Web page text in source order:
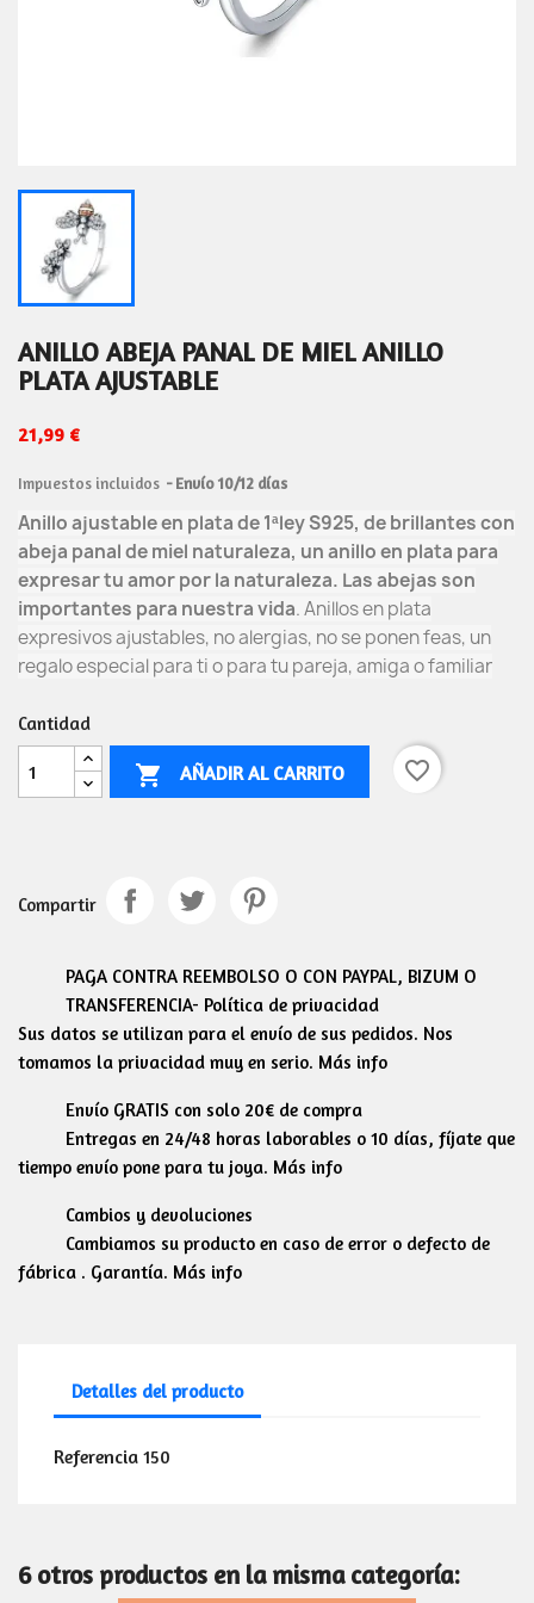
ANILLO ABEJA PANAL DE MIEL ANILLO
PLATA AJUSTABLE
21,99 €
Impuestos incluidos Envío 10/12 días
Anillo ajustable en plata de 1ªley S925, de brillantes con
abeja panal de miel naturaleza, un anillo en plata para
expresar tu amor por la naturaleza. Las abejas son
importantes para nuestra vida. Anillos en plata
expresivos ajustables, no alergias, no se ponen feas, un
regalo especial para ti o para tu pareja, amiga o familiar
Cantidad
 AÑADIR AL CARRITO favorite_border
Compartir
PAGA CONTRA REEMBOLSO O CON PAYPAL, BIZUM O
TRANSFERENCIA- Política de privacidad
Sus datos se utilizan para el envío de sus pedidos. Nos
tomamos la privacidad muy en serio. Más info
Envío GRATIS con solo 20€ de compra
Entregas en 24/48 horas laborables o 10 días, fíjate que
tiempo envío pone para tu joya. Más info
Cambios y devoluciones
Cambiamos su producto en caso de error o defecto de
fábrica . Garantía. Más info
Detalles del producto
Referencia 150
6 otros productos en la misma categoría: